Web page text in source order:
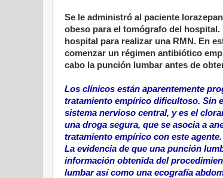
Se le administró al paciente
obeso para el tomógrafo del
hospital para realizar una RMN. En
comenzar un régimen antibiótico
cabo la punción lumbar antes de
Los clínicos están aparentemente
tratamiento empírico dificultoso. Sin
sistema nervioso central, y es el
una droga segura, que se asocia a
tratamiento empírico con este agente.
La evidencia de que una punción
información obtenida del
lumbar así como una ecografía